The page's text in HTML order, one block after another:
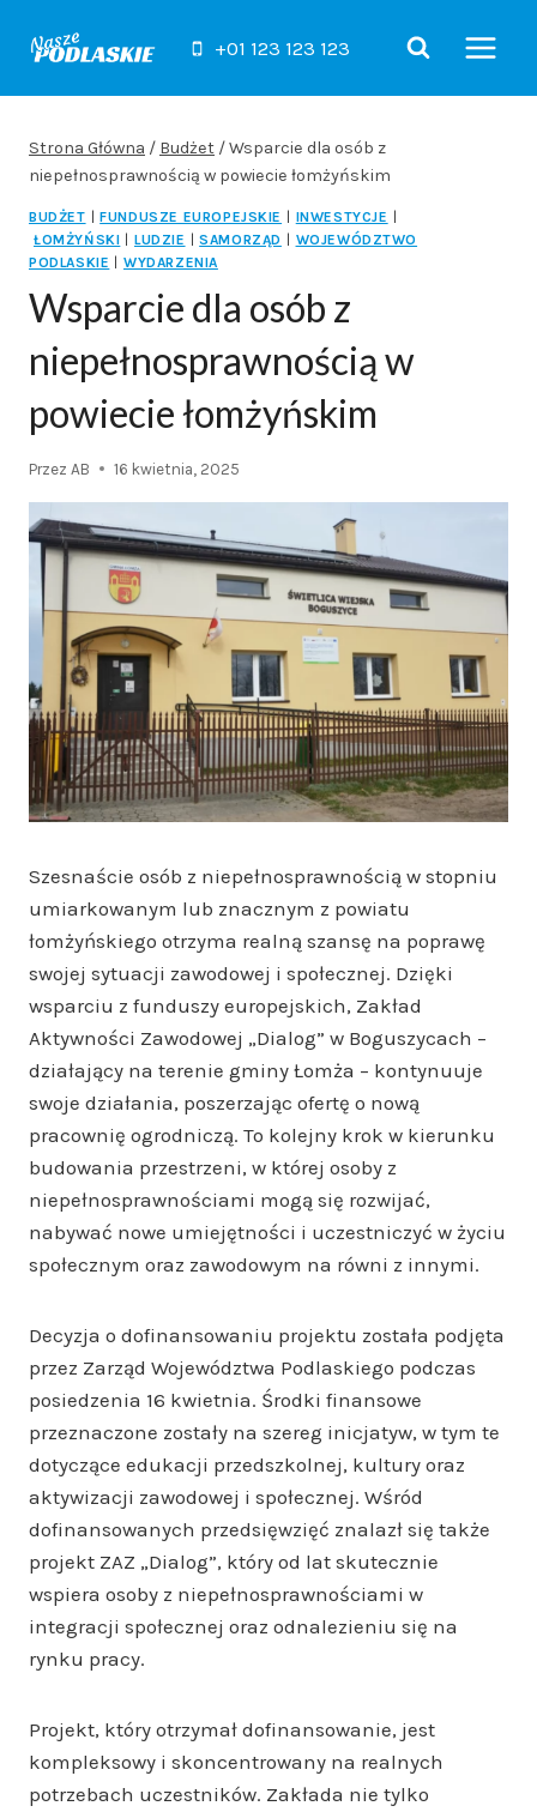
+01 123 123 123
Strona Główna / Budżet /Wsparcie dla osób z
niepełnosprawnością w powiecie łomżyńskim
BUDŻET FUNDUSZE EUROPEJSKIE INWESTYCJE
ŁOMŻYŃSKI
LUDZIE SAMORZĄD
WOJEWÓDZTWO
PODLASKIE
WYDARZENIA
Wsparcie dla osób z
niepełnosprawnością w
powiecie łomżyńskim
Przez AB 16 kwietnia, 2025
Szesnaście osób z niepełnosprawnością w stopniu
umiarkowanym lub znacznym z powiatu
łomżyńskiego otrzyma realną szansę na poprawę
swojej sytuacji zawodowej i społecznej. Dzięki
wsparciu z funduszy europejskich, Zakład
Aktywności Zawodowej „Dialog” w Boguszycach –
działający na terenie gminy Łomża – kontynuuje
swoje działania, poszerzając ofertę o nową
pracownię ogrodniczą. To kolejny krok w kierunku
budowania przestrzeni, w której osoby z
niepełnosprawnościami mogą się rozwijać,
nabywać nowe umiejętności i uczestniczyć w życiu
społecznym oraz zawodowym na równi z innymi.
Decyzja o dofinansowaniu projektu została podjęta
przez Zarząd Województwa Podlaskiego podczas
posiedzenia 16 kwietnia. Środki finansowe
przeznaczone zostały na szereg inicjatyw, w tym te
dotyczące edukacji przedszkolnej, kultury oraz
aktywizacji zawodowej i społecznej. Wśród
dofinansowanych przedsięwzięć znalazł się także
projekt ZAZ „Dialog”, który od lat skutecznie
wspiera osoby z niepełnosprawnościami w
integracji społecznej oraz odnalezieniu się na
rynku pracy.
Projekt, który otrzymał dofinansowanie, jest
kompleksowy i skoncentrowany na realnych
potrzebach uczestników. Zakłada nie tylko